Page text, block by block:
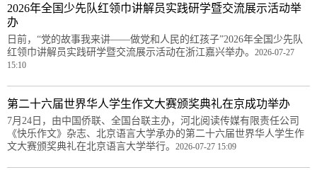
2026年全国少先队红领巾讲解员实践研学暨交流展示活动举
办
日前，“党的故事我来讲——做党和人民的红孩子”2026年全国少先队
红领巾讲解员实践研学暨交流展示活动在浙江嘉兴举办。 2026-07-27
15:10
第二十六届世界华人学生作文大赛颁奖典礼在京成功举办
7月24日，由中国侨联、全国台联主办，河北阅读传媒有限责任公司
《快乐作文》杂志、北京语言大学承办的第二十六届世界华人学生作
文大赛颁奖典礼在北京语言大学举行。 2026-07-27 15:09